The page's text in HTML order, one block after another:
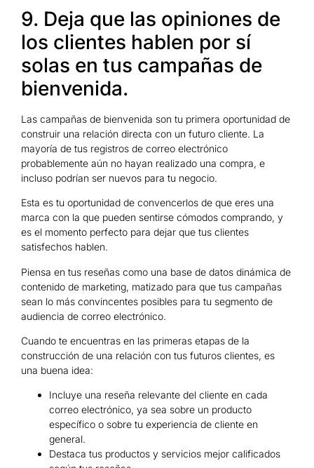
9. Deja que las opiniones de
los clientes hablen por sí
solas en tus campañas de
bienvenida.
Las campañas de bienvenida son tu primera oportunidad de
construir una relación directa con un futuro cliente. La
mayoría de tus registros de correo electrónico
probablemente aún no hayan realizado una compra, e
incluso podrían ser nuevos para tu negocio.
Esta es tu oportunidad de convencerlos de que eres una
marca con la que pueden sentirse cómodos comprando, y
es el momento perfecto para dejar que tus clientes
satisfechos hablen.
Piensa en tus reseñas como una base de datos dinámica de
contenido de marketing, matizado para que tus campañas
sean lo más convincentes posibles para tu segmento de
audiencia de correo electrónico.
Cuando te encuentras en las primeras etapas de la
construcción de una relación con tus futuros clientes, es
una buena idea:
Incluye una reseña relevante del cliente en cada
correo electrónico, ya sea sobre un producto
específico o sobre tu experiencia de cliente en
general.
Destaca tus productos y servicios mejor calificados